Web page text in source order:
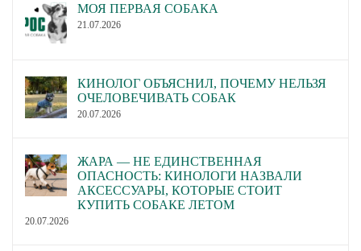
МОЯ ПЕРВАЯ СОБАКА
21.07.2026
КИНОЛОГ ОБЪЯСНИЛ, ПОЧЕМУ НЕЛЬЗЯ
ОЧЕЛОВЕЧИВАТЬ СОБАК
20.07.2026
ЖАРА — НЕ ЕДИНСТВЕННАЯ
ОПАСНОСТЬ: КИНОЛОГИ НАЗВАЛИ
АКСЕССУАРЫ, КОТОРЫЕ СТОИТ
КУПИТЬ СОБАКЕ ЛЕТОМ
20.07.2026